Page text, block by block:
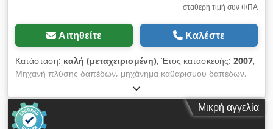
σταθερή τιμή συν ΦΠΑ
Αιτηθείτε Καλέστε
Κατάσταση: καλή (μεταχειρισμένη), Έτος κατασκευής: 2007,
Μηχανή πλύσης δαπέδων, μηχάνημα καθαρισμού δαπέδων,
σάρωθρο - Μηχανή πλύσης δαπέδων με κινητήρια κίνηση
Chedpfeb A Hg Eex Aidja - Πλάτος εργασίας: 850 mm -
Πρακτική απόδοση επιφανείας: 2860 m²/h - Φορτιστής - Με
κινητήρια κίνηση - Ειδικό πέδιλο αναρρόφησης εγγυάται
Μικρή αγγελία